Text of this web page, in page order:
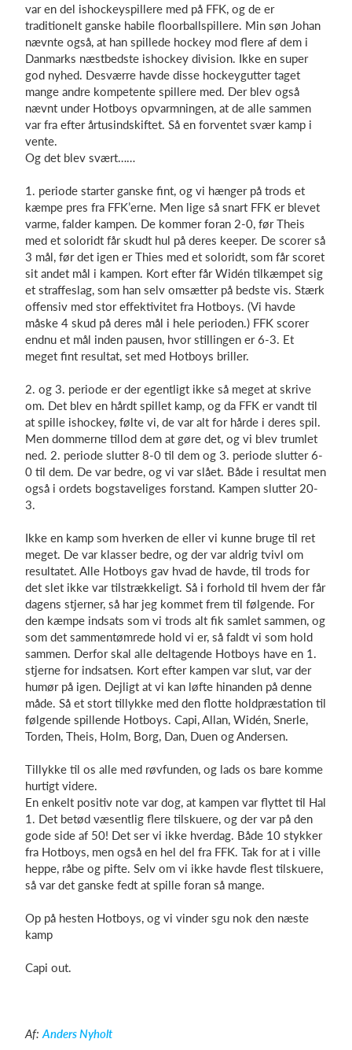
var en del ishockeyspillere med på FFK, og de er
traditionelt ganske habile floorballspillere. Min søn Johan
nævnte også, at han spillede hockey mod flere af dem i
Danmarks næstbedste ishockey division. Ikke en super
god nyhed. Desværre havde disse hockeygutter taget
mange andre kompetente spillere med. Der blev også
nævnt under Hotboys opvarmningen, at de alle sammen
var fra efter årtusindskiftet. Så en forventet svær kamp i
vente.
Og det blev svært……
1. periode starter ganske fint, og vi hænger på trods et
kæmpe pres fra FFK’erne. Men lige så snart FFK er blevet
varme, falder kampen. De kommer foran 2-0, før Theis
med et soloridt får skudt hul på deres keeper. De scorer så
3 mål, før det igen er Thies med et soloridt, som får scoret
sit andet mål i kampen. Kort efter får Widén tilkæmpet sig
et straffeslag, som han selv omsætter på bedste vis. Stærk
offensiv med stor effektivitet fra Hotboys. (Vi havde
måske 4 skud på deres mål i hele perioden.) FFK scorer
endnu et mål inden pausen, hvor stillingen er 6-3. Et
meget fint resultat, set med Hotboys briller.
2. og 3. periode er der egentligt ikke så meget at skrive
om. Det blev en hårdt spillet kamp, og da FFK er vandt til
at spille ishockey, følte vi, de var alt for hårde i deres spil.
Men dommerne tillod dem at gøre det, og vi blev trumlet
ned. 2. periode slutter 8-0 til dem og 3. periode slutter 6-
0 til dem. De var bedre, og vi var slået. Både i resultat men
også i ordets bogstaveliges forstand. Kampen slutter 20-
3.
Ikke en kamp som hverken de eller vi kunne bruge til ret
meget. De var klasser bedre, og der var aldrig tvivl om
resultatet. Alle Hotboys gav hvad de havde, til trods for
det slet ikke var tilstrækkeligt. Så i forhold til hvem der får
dagens stjerner, så har jeg kommet frem til følgende. For
den kæmpe indsats som vi trods alt fik samlet sammen, og
som det sammentømrede hold vi er, så faldt vi som hold
sammen. Derfor skal alle deltagende Hotboys have en 1.
stjerne for indsatsen. Kort efter kampen var slut, var der
humør på igen. Dejligt at vi kan løfte hinanden på denne
måde. Så et stort tillykke med den flotte holdpræstation til
følgende spillende Hotboys. Capi, Allan, Widén, Snerle,
Torden, Theis, Holm, Borg, Dan, Duen og Andersen.
Tillykke til os alle med røvfunden, og lads os bare komme
hurtigt videre.
En enkelt positiv note var dog, at kampen var flyttet til Hal
1. Det betød væsentlig flere tilskuere, og der var på den
gode side af 50! Det ser vi ikke hverdag. Både 10 stykker
fra Hotboys, men også en hel del fra FFK. Tak for at i ville
heppe, råbe og pifte. Selv om vi ikke havde flest tilskuere,
så var det ganske fedt at spille foran så mange.
Op på hesten Hotboys, og vi vinder sgu nok den næste
kamp
Capi out.
Af: Anders Nyholt